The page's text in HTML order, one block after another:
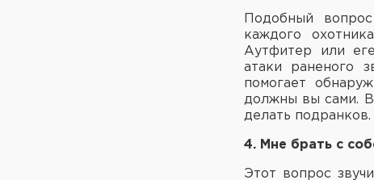
Подобный
каждого
Аутфитер или
атаки раненого
помогает
должны вы сами. В
делать
4. Мне брать с
Этот вопрос